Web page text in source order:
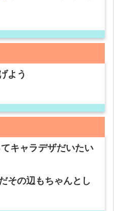
よう
キャラデザだいたい
その辺もちゃんとし